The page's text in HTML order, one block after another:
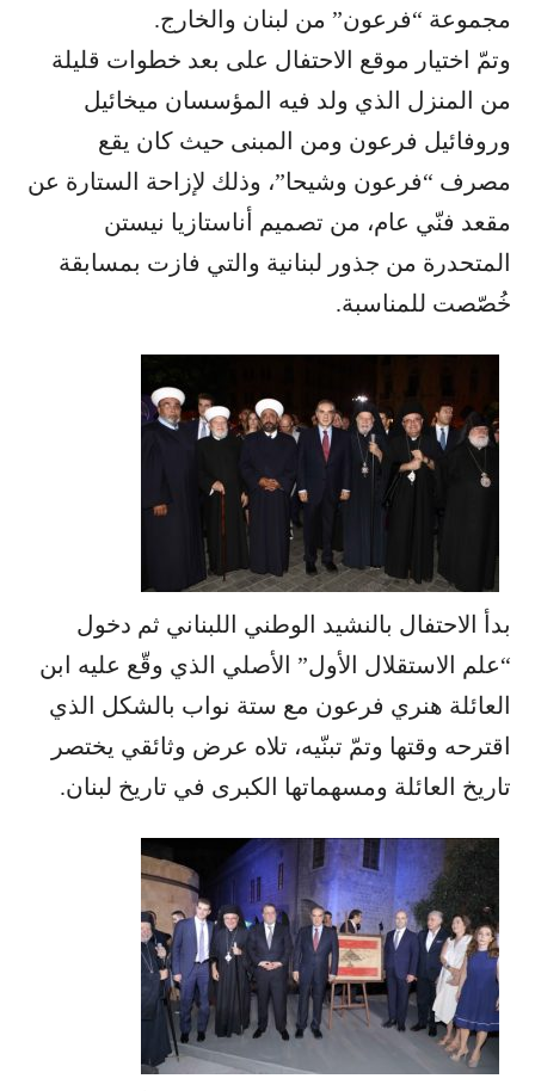
مجموعة “فرعون” من لبنان والخارج.
وتمّ اختيار موقع الاحتفال على بعد خطوات قليلة
من المنزل الذي ولد فيه المؤسسان ميخائيل
وروفائيل فرعون ومن المبنى حيث كان يقع
مصرف “فرعون وشيحا”، وذلك لإزاحة الستارة عن
مقعد فنّي عام، من تصميم أناستازيا نيستن
المتحدرة من جذور لبنانية والتي فازت بمسابقة
خُصّصت للمناسبة.
بدأ الاحتفال بالنشيد الوطني اللبناني ثم دخول
“علم الاستقلال الأول” الأصلي الذي وقّع عليه ابن
العائلة هنري فرعون مع ستة نواب بالشكل الذي
اقترحه وقتها وتمّ تبنّيه، تلاه عرض وثائقي يختصر
تاريخ العائلة ومسهماتها الكبرى في تاريخ لبنان.